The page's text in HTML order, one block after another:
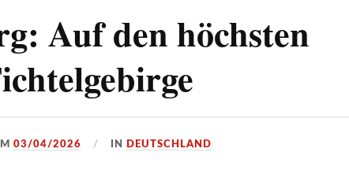
Auf den höchsten
03/04/2026 IN DEUTSCHLAND